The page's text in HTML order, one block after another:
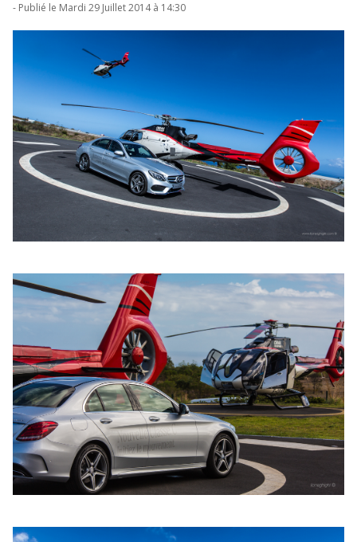
- Publié le Mardi 29 Juillet 2014 à 14:30